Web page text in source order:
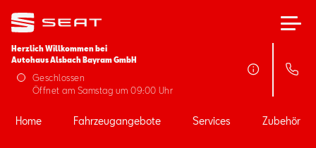
Herzlich Willkommen bei
Autohaus Alsbach Bayram GmbH
Geschlossen
Öffnet am Samstag um 09:00 Uhr
Home
Fahrzeugangebote
Home Fahrzeugangebote Services Zubehör